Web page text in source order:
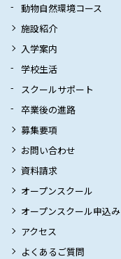
動物自然環境コース
施設紹介
入学案内
学校生活
スクールサポート
卒業後の進路
募集要項
お問い合わせ
資料請求
オープンスクール
オープンスクール申込み
アクセス
よくあるご質問